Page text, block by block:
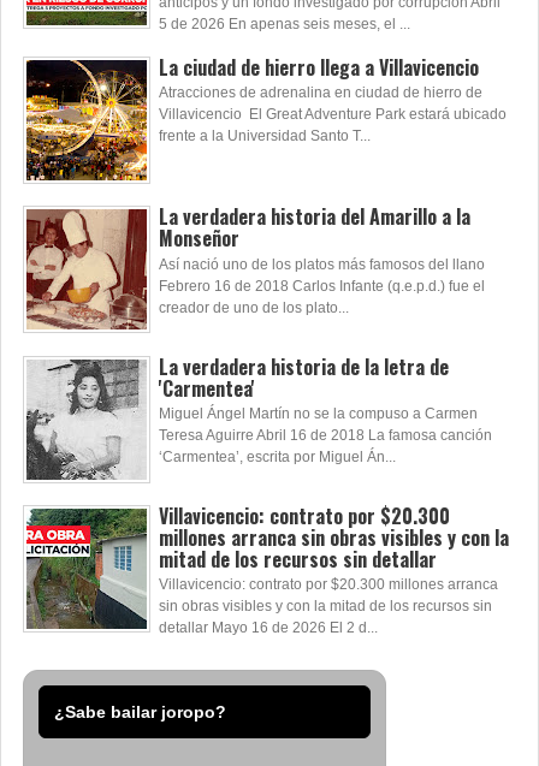
5 de 2026 En apenas seis meses, el ...
La ciudad de hierro llega a Villavicencio
Atracciones de adrenalina en ciudad de hierro de
Villavicencio El Great Adventure Park estará ubicado
frente a la Universidad Santo T...
La verdadera historia del Amarillo a la
Monseñor
Así nació uno de los platos más famosos del llano
Febrero 16 de 2018 Carlos Infante (q.e.p.d.) fue el
creador de uno de los plato...
La verdadera historia de la letra de
'Carmentea'
Miguel Ángel Martín no se la compuso a Carmen
Teresa Aguirre Abril 16 de 2018 La famosa canción
‘Carmentea’, escrita por Miguel Án...
Villavicencio: contrato por $20.300
millones arranca sin obras visibles y con la
mitad de los recursos sin detallar
Villavicencio: contrato por $20.300 millones arranca
sin obras visibles y con la mitad de los recursos sin
detallar Mayo 16 de 2026 El 2 d...
¿Sabe bailar joropo?